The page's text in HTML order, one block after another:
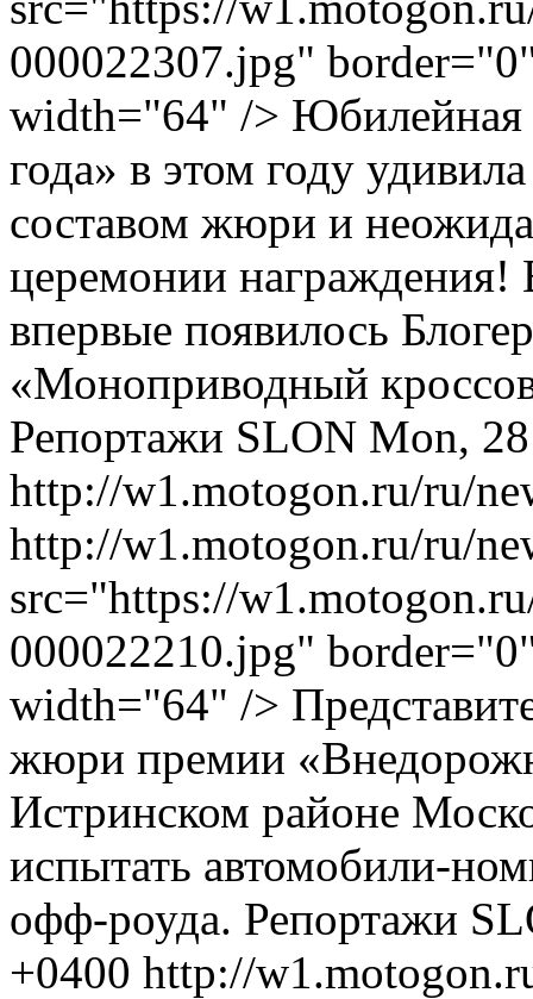
000022307.jpg"
width="64" /> Юбилейная
года» в этом году
составом жюри и
церемонии награждения!
впервые появилось
«Моноприводный
Репортажи SLON Mon,
http://w1.motogon.ru/ru/
http://w1.motogon.ru/ru/
src="https://
000022210.jpg"
width="64" />
жюри премии
Истринском районе
испытать автомобили-
офф-роуда. Репортажи
+0400 http://